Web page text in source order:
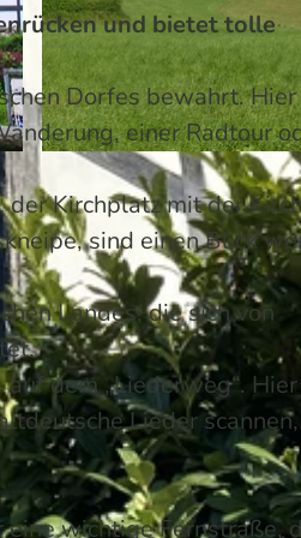
© Sabine Dohrmann / Das Bergische | KI-optimiert |
und bietet tolle
Dorfes bewahrt.
einer Radtour
Kirchplatz mit der
sind einen Blick
Landes, die sich von
dem „Liederweg“.
Lieder scannen,
wichtige Fernstraße,